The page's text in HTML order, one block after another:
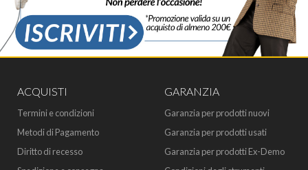
ACQUISTI
Termini e condizioni
Metodi di Pagamento
Diritto di recesso
GARANZIA
Garanzia per prodotti nuovi
Garanzia per prodotti usati
Garanzia per prodotti Ex-Demo